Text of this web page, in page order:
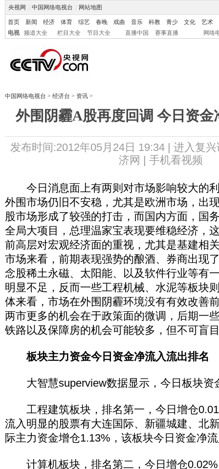
央视网 中国网络电视台 网站地图
首页 新闻 经济 体育 综艺 春晚 戏曲 音乐 科教 青少 文化
艺术
电视
频道大全 栏目大全 节目大全 直播中国 赛事直播 网络
中国网络电视台 > 经济台 > 资讯 >
外围阴霾A股再度回调 今日资金
发布时间:2012年05月24日 19:34 | 进入复兴
济网 | 手机看视频
今日消息面上有两则对市场影响较大的
外围市场仍旧不安稳，尤其是欧洲市场，出
股市场形成了较强的打击，而国内方面，国
全局大项目，总理温家宝表现要维稳经济，
前高层对宏观经济面的重视，尤其是基建相
市场来看，前期表现强势的酿酒、券商出现
念股稀土永磁、太阳能、以及软件行业等有
明显不足，反而一些工程机械、水泥等板块
体来看，市场在外围阴霾环境没有有效改善
两市更多的机会在于政策面的微调，后期一
铁路以及保障房的机会可能较多，但不可盲
板块主力资金今日资金净流入流出排名
大智慧superview数据显示，今日板块资
工程建筑板块，排名第一，今日增仓
流入明显的股票有大连国际、新疆城建、北
际主力资金增仓1.13%，该板块今日资金净
计算机板块，排名第二，今日增仓0.02%